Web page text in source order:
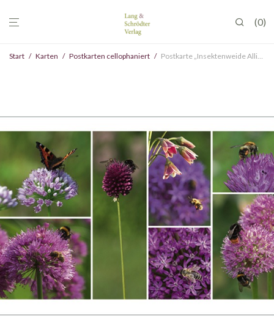
0
Start / Karten / Postkarten cellophaniert / Postkarte „Insektenweide Allium“ , cellophaniert, VE 10